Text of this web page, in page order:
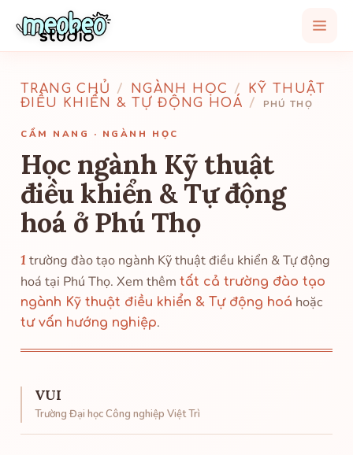
TRANG CHỦ / NGÀNH HỌC /
KỸ THUẬT
ĐIỀU KHIỂN & TỰ ĐỘNG HOÁ / PHÚ THỌ
CẨM NANG · NGÀNH HỌC
Học ngành Kỹ thuật
điều khiển & Tự động
hoá ở Phú Thọ
1 trường đào tạo ngành Kỹ thuật điều khiển & Tự động
hoá tại Phú Thọ. Xem thêm tất cả trường đào tạo
ngành Kỹ thuật điều khiển & Tự động hoá hoặc
tư vấn hướng nghiệp.
VUI
Trường Đại học Công nghiệp Việt Trì